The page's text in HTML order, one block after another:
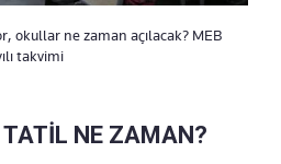
okullar ne zaman açılacak? MEB
takvimi
NE ZAMAN?